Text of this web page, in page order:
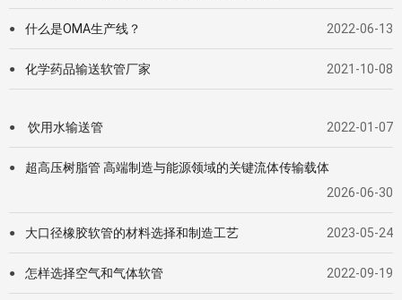
● 什么是OMA生产线？ 2022-06-13
● 化学药品输送软管厂家 2021-10-08
● 饮用水输送管 2022-01-07
●
超高压树脂管 高端制造与能源领域的关键流体传输载体
2026-06-30
● 大口径橡胶软管的材料选择和制造工艺 2023-05-24
● 怎样选择空气和气体软管 2022-09-19